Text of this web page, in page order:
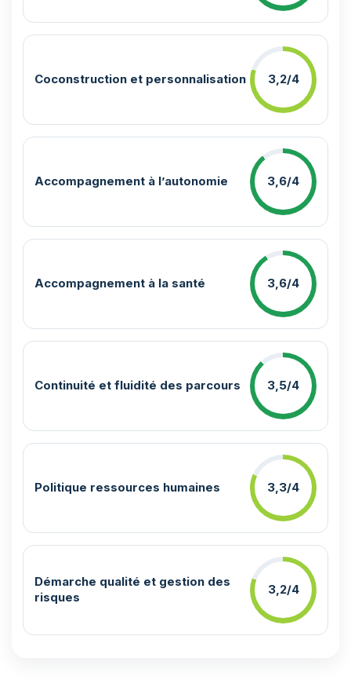
Coconstruction et personnalisation 3,2/4
Accompagnement à l’autonomie 3,6/4
Accompagnement à la santé 3,6/4
Continuité et fluidité des parcours 3,5/4
Politique ressources humaines 3,3/4
Démarche qualité et gestion des
risques
3,2/4